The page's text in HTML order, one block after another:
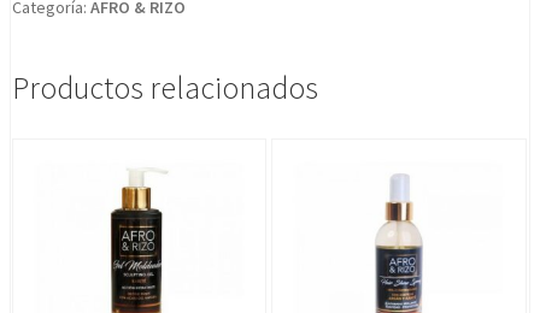
Categoría: AFRO & RIZO
Productos relacionados